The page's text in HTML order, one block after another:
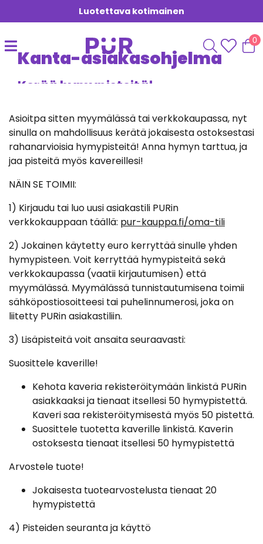
Luotettava kotimainen
0
Kanta-asiakasohjelma
Kerää hymypisteitä!
Asioitpa sitten myymälässä tai verkkokaupassa, nyt
sinulla on mahdollisuus kerätä jokaisesta ostoksestasi
rahanarvioisia hymypisteitä! Anna hymyn tarttua, ja
jaa pisteitä myös kavereillesi!
NÄIN SE TOIMII:
1) Kirjaudu tai luo uusi asiakastili PURin
verkkokauppaan täällä: pur-kauppa.fi/oma-tili
2) Jokainen käytetty euro kerryttää sinulle yhden
hymypisteen. Voit kerryttää hymypisteitä sekä
verkkokaupassa (vaatii kirjautumisen) että
myymälässä. Myymälässä tunnistautumisena toimii
sähköpostiosoitteesi tai puhelinnumerosi, joka on
liitetty PURin asiakastiliin.
3) Lisäpisteitä voit ansaita seuraavasti:
Suosittele kaverille!
Kehota kaveria rekisteröitymään linkistä PURin
asiakkaaksi ja tienaat itsellesi 50 hymypistettä.
Kaveri saa rekisteröitymisestä myös 50 pistettä.
Suosittele tuotetta kaverille linkistä. Kaverin
ostoksesta tienaat itsellesi 50 hymypistettä
Arvostele tuote!
Jokaisesta tuotearvostelusta tienaat 20
hymypistettä
4) Pisteiden seuranta ja käyttö